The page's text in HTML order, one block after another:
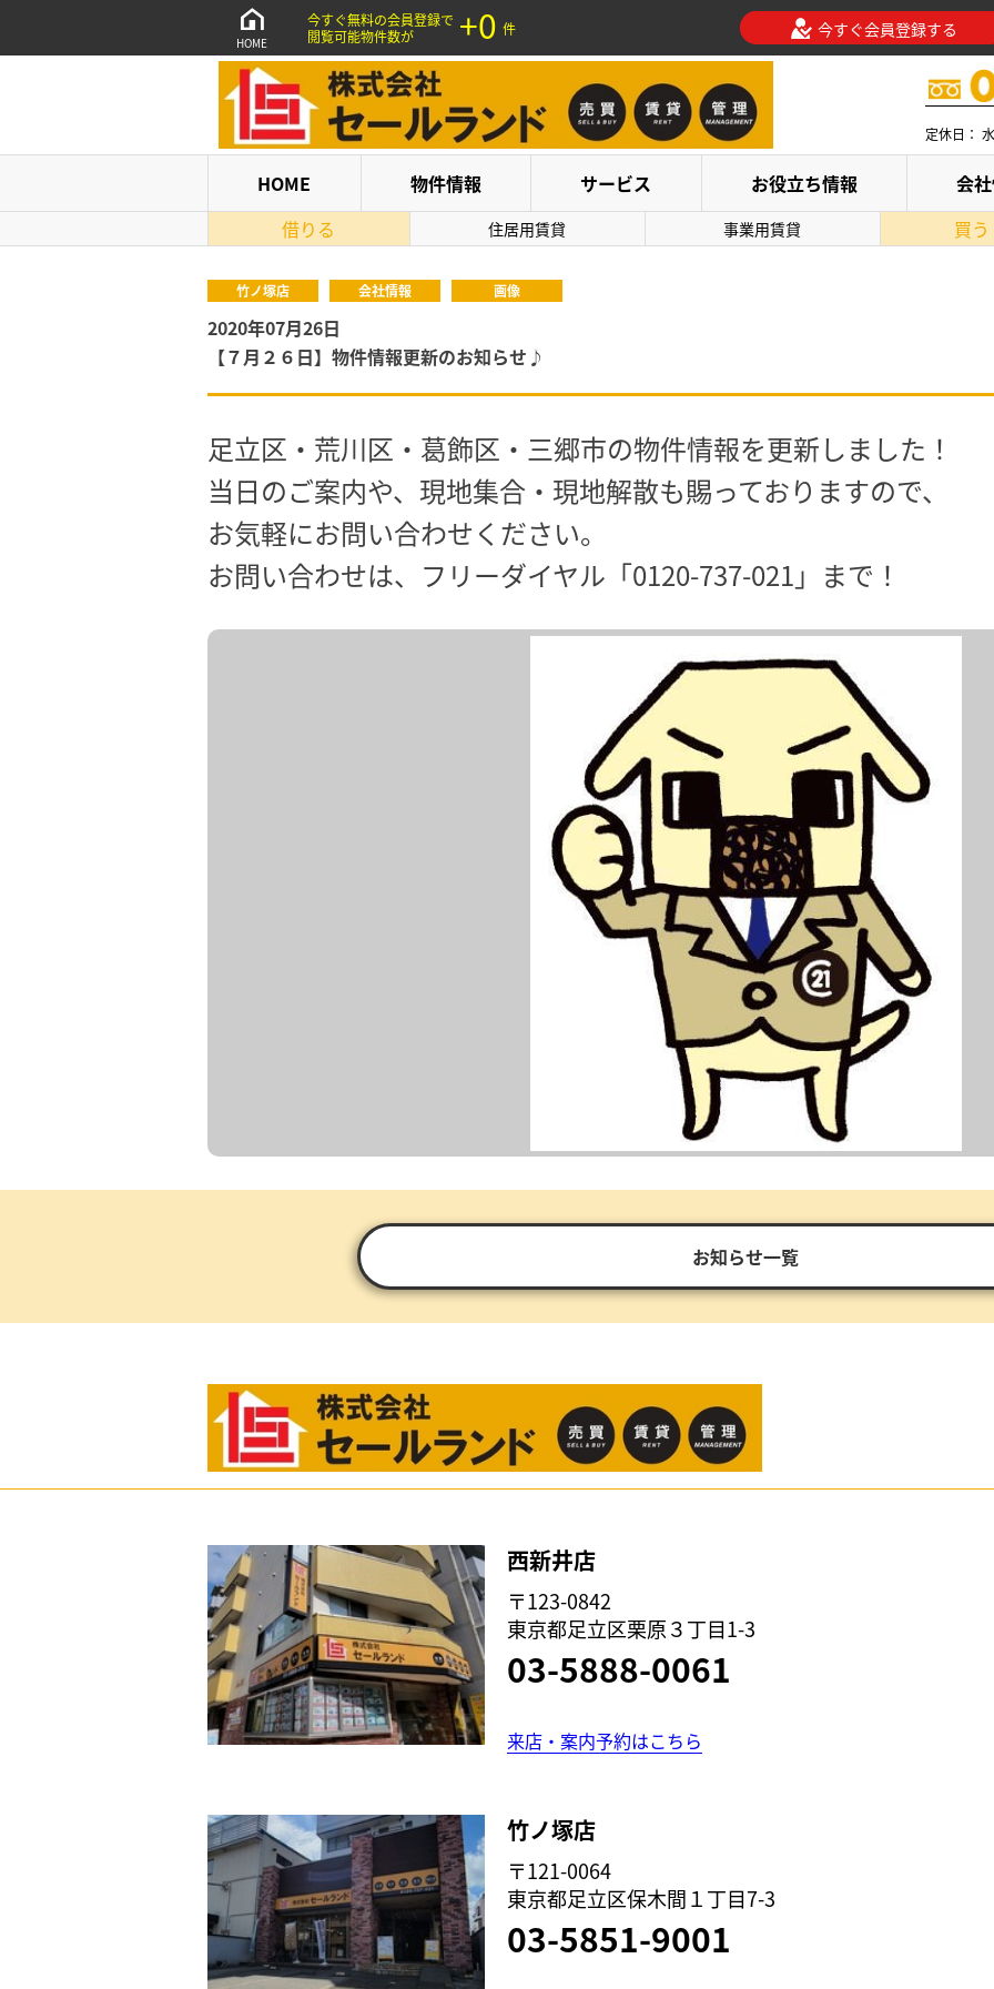
HOME
今すぐ無料の会員登録で
閲覧可能物件数が
+0 件 今すぐ会員登録する
定休日：
HOME 物件情報 サービス お役立ち情報
会
借りる
住居用賃貸 事業用賃貸 買う
竹ノ塚店 会社情報 画像
2020年07月26日
【７月２６日】物件情報更新のお知らせ♪
足立区・荒川区・葛飾区・三郷市の物件情報を更新しました！
当日のご案内や、現地集合・現地解散も賜っておりますので、
お気軽にお問い合わせください。
お問い合わせは、フリーダイヤル「0120-737-021」まで！
お知らせ一覧
西新井店
〒123-0842
東京都足立区栗原３丁目1-3
03-5888-0061
来店・案内予約はこちら
竹ノ塚店
〒121-0064
東京都足立区保木間１丁目7-3
03-5851-9001